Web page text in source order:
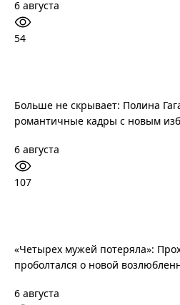
6 августа
54
Больше не скрывает: Полина
романтичные кадры с новым
6 августа
107
«Четырех мужей потеряла»:
проболтался о новой
6 августа